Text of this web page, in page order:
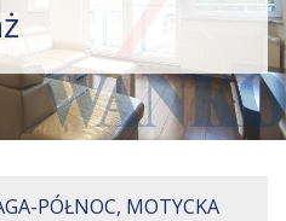
PÓŁNOC, MOTYCKA